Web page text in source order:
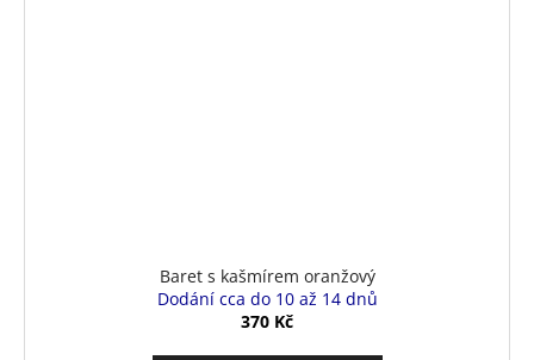
Baret s kašmírem oranžový
Dodání cca do 10 až 14 dnů
370 Kč